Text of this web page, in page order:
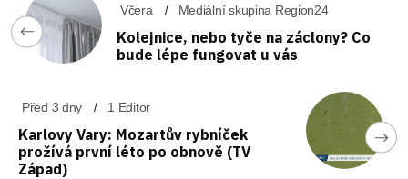
Včera Mediální skupina Region24
Kolejnice, nebo tyče na záclony? Co
bude lépe fungovat u vás
Před 3 dny 1 Editor
Karlovy Vary: Mozartův rybníček
prožívá první léto po obnově (TV
Západ)